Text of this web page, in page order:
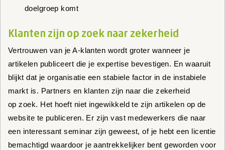
doelgroep komt
Klanten zijn op zoek naar zekerheid
Vertrouwen van je A-klanten wordt groter wanneer je
artikelen publiceert die je expertise bevestigen. En waaruit
blijkt dat je organisatie een stabiele factor in de instabiele
markt is. Partners en klanten zijn naar die zekerheid
op zoek. Het hoeft niet ingewikkeld te zijn artikelen op de
website te publiceren. Er zijn vast medewerkers die naar
een interessant seminar zijn geweest, of je hebt een licentie
bemachtigd waardoor je aantrekkelijker bent geworden voor